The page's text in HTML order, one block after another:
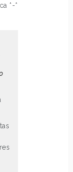
*-*